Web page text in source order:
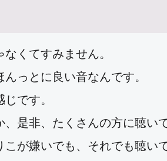
くてすみません。
っとに良い音なんです。
です。
、是非、たくさんの方に聴い
こが嫌いでも、それでも聴い